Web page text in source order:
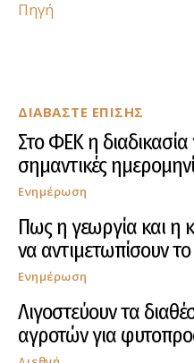
ΔΙΑΒΑΣΤΕ ΕΠΙΣΗΣ
Στο ΦΕΚ η
σημαντικές
Ενημέρωση
Πως η γεωργία και η
να αντιμετωπίσουν
Ενημέρωση
Λιγοστεύουν τα
αγροτών για
Πηγή